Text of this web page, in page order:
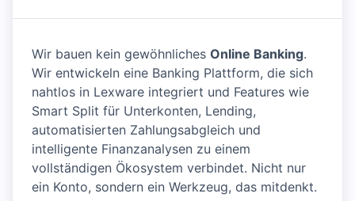
Wir bauen kein gewöhnliches Online Banking.
Wir entwickeln eine Banking Plattform, die sich
nahtlos in Lexware integriert und Features wie
Smart Split für Unterkonten, Lending,
automatisierten Zahlungsabgleich und
intelligente Finanzanalysen zu einem
vollständigen Ökosystem verbindet. Nicht nur
ein Konto, sondern ein Werkzeug, das mitdenkt.